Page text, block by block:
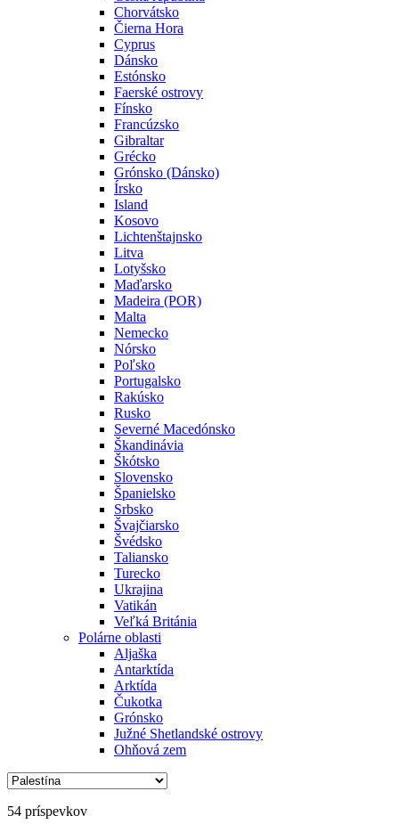
Chorvátsko
Čierna Hora
Cyprus
Dánsko
Estónsko
Faerské ostrovy
Fínsko
Francúzsko
Gibraltar
Grécko
Grónsko (Dánsko)
Írsko
Island
Kosovo
Lichtenštajnsko
Litva
Lotyšsko
Maďarsko
Madeira (POR)
Malta
Nemecko
Nórsko
Poľsko
Portugalsko
Rakúsko
Rusko
Severné Macedónsko
Škandinávia
Škótsko
Slovensko
Španielsko
Srbsko
Švajčiarsko
Švédsko
Taliansko
Turecko
Ukrajina
Vatikán
Veľká Británia
Polárne oblasti
Aljaška
Antarktída
Arktída
Čukotka
Grónsko
Južné Shetlandské ostrovy
Ohňová zem
54 príspevkov